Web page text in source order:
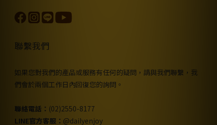
聯繫我們
如果您對我們的產品或服務有任何的疑問，請與我們聯繫，我
們會於兩個工作日內回復您的詢問。
聯絡電話： (02)2550-8177
LINE官方客服： @dailyenjoy